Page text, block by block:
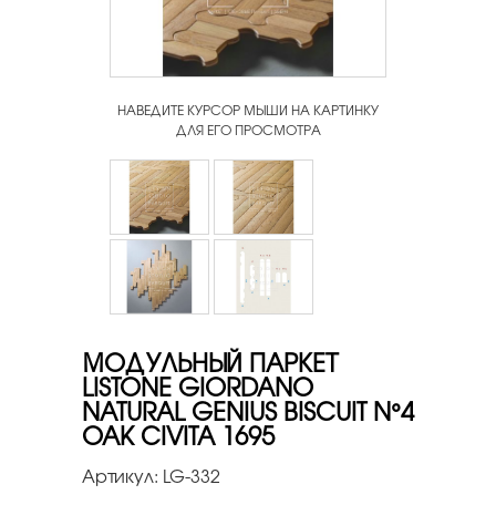
НАВЕДИТЕ КУРСОР МЫШИ НА КАРТИНКУ
ДЛЯ ЕГО ПРОСМОТРА
МОДУЛЬНЫЙ ПАРКЕТ
LISTONE GIORDANO
NATURAL GENIUS BISCUIT N°4
OAK CIVITA 1695
Артикул: LG-332